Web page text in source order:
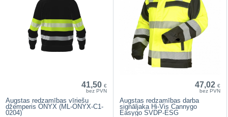
41,50 €
bez PVN
Augstas redzamības vīriešu
džemperis ONYX (ML-ONYX-C1-
0204)
47,02 €
bez PVN
Augstas redzamības darba
signāljaka Hi-Vis Cannygo
Easygo SVDP-ESG